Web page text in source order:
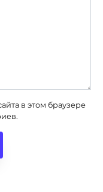
в этом браузере